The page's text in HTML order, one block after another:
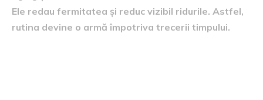
Ele redau fermitatea și reduc vizibil ridurile. Astfel,
rutina devine o armă împotriva trecerii timpului.